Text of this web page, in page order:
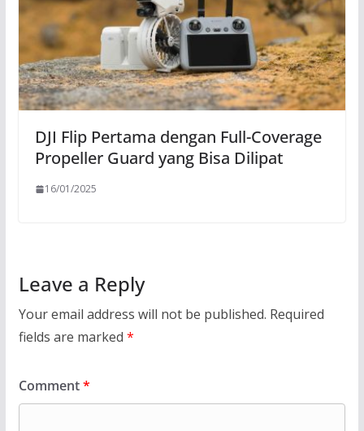
DJI Flip Pertama dengan Full-Coverage
Propeller Guard yang Bisa Dilipat
16/01/2025
Leave a Reply
Your email address will not be published. Required
fields are marked *
Comment*